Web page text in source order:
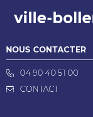
ville-
NOUS CONTACTER
04 90 40 51 00
CONTACT